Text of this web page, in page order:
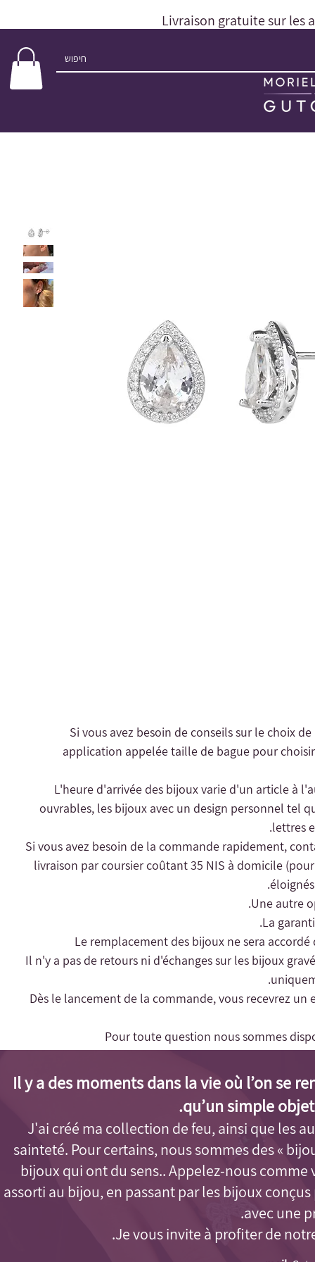
Livraison gratuite sur les
- Si vous avez besoin de conseils sur le choix
application appelée taille de bague pour
- L'heure d'arrivée des bijoux varie d'un article à
ouvrables, les bijoux avec un design personnel tel
lettres
livraison par coursier coûtant 35 NIS à domicile
Une autre
- Il n'y a pas de retours ni d'échanges sur les bijoux
- Dès le lancement de la commande, vous recevrez
Pour toute question nous sommes
Il y a des moments dans la vie où l’on se
qu’un simple
J'ai créé ma collection de feu, ainsi que les
sainteté. Pour certains, nous sommes des «
bijoux qui ont du sens.. Appelez-nous
assorti au bijou, en passant par les bijoux
avec une
Je vous invite à profiter de